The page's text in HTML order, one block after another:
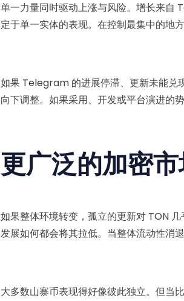
单一力量同时驱动上涨与风险。增长来自
定于单一实体的表现。在控制最集中的地
如果 Telegram 的进展停滞、更新未能兑
向下调整。如果采用、开发或平台演进的
更广泛的加密
如果整体环境转变，孤立的更新对 TON
发展如何都会将其拉低。当整体流动性消
大多数山寨币表现得好像彼此独立。但